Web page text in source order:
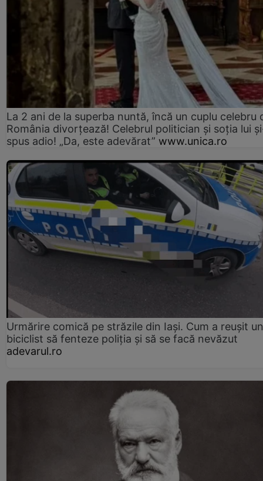
La 2 ani de la superba nuntă, încă un cuplu celebru
România divorțează! Celebrul politician și soția lui
spus adio! „Da, este adevărat” www.unica.ro
Urmărire comică pe străzile din Iași. Cum a reușit un
biciclist să fenteze poliția și să se facă nevăzut
adevarul.ro